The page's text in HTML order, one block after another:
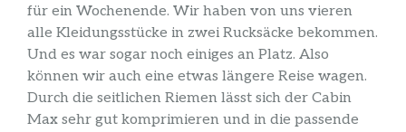
für ein Wochenende. Wir haben von uns vieren
alle Kleidungsstücke in zwei Rucksäcke bekommen.
Und es war sogar noch einiges an Platz. Also
können wir auch eine etwas längere Reise wagen.
Durch die seitlichen Riemen lässt sich der Cabin
Max sehr gut komprimieren und in die passende